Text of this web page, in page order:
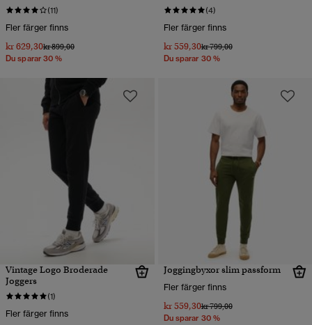
(11)
Fler färger finns
kr 629,30Pris reducerat från
kr 899,00till
Du sparar 30 %
(4)
Fler färger finns
kr 559,30Pris reducerat från
kr 799,00till
Du sparar 30 %
Vintage Logo Broderade
Joggers
(1)
Fler färger finns
Joggingbyxor slim passform
Fler färger finns
kr 559,30Pris reducerat från
kr 799,00till
Du sparar 30 %